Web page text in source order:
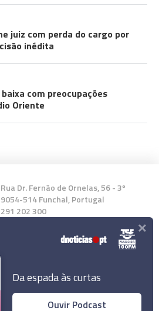
juiz com perda do cargo por
inédita
com preocupações
Oriente
Rua Dr. Fernão de Ornelas, 56 - 3º
9054-514 Funchal, Portugal
291 202 300
a nossa App
Da espada às curtas
Ouvir Podcast
×